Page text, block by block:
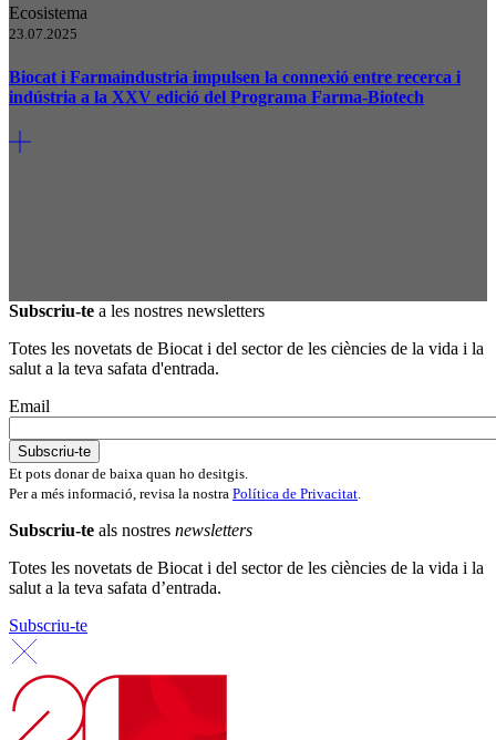
Ecosistema
23.07.2025
Biocat i Farmaindustria impulsen la connexió entre recerca i
indústria a la XXV edició del Programa Farma-Biotech
Subscriu-te a les nostres newsletters
Totes les novetats de Biocat i del sector de les ciències de la vida i la
salut a la teva safata d'entrada.
Email
Et pots donar de baixa quan ho desitgis.
Per a més informació, revisa la nostra Política de Privacitat
Subscriu-te als nostres newsletters
Totes les novetats de Biocat i del sector de les ciències de la vida i la
salut a la teva safata d’entrada.
Subscriu-te